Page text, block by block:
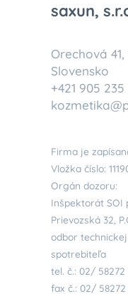
saxun,
Orechová
Slovensko
+421 905 235
Firma je
Vložka číslo:
Orgán dozoru:
Inšpektorát SOI
Prievozská 32,
odbor
spotrebiteľa
tel. č.: 02/ 58272
fax č.: 02/ 58272